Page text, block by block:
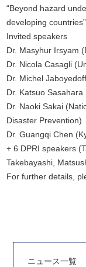
“Beyond hazard
developing countries”
Invited speakers
Dr. Masyhur Irsyam
Dr. Nicola Casagli
Dr. Michel
Dr. Katsuo
Dr. Naoki Sakai
Disaster Prevention)
Dr. Guangqi Chen
+ 6 DPRI speakers
Takebayashi,
For further details,
ニュース一覧